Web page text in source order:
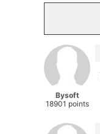
Bysoft
18901 points